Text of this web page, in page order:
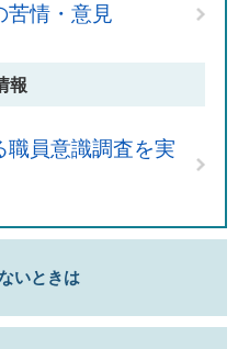
苦情・意見
報
職員意識調査を実
いときは